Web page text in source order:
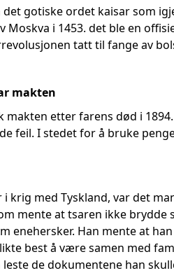
gotiske ordet kaisar som
Moskva i 1453. det ble en
tatt til fange av
makten
makten etter farens død i
feil. I stedet for å bruke
i krig med Tyskland, var det
mente at tsaren ikke
enehersker. Han mente at
best å være samen med
de dokumentene han